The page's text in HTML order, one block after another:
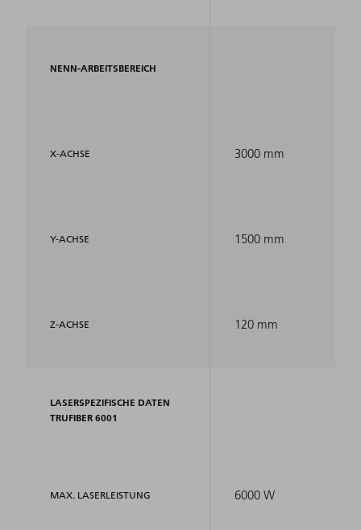
NENN-ARBEITSBEREICH
X-ACHSE
Y-ACHSE
Z-ACHSE
LASERSPEZIFISCHE DATEN
TRUFIBER 6001
MAX. LASERLEISTUNG
3000 mm
1500 mm
120 mm
6000 W